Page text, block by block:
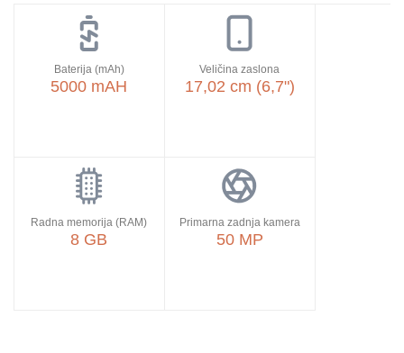
Baterija (mAh)
5000 mAH
Veličina zaslona
17,02 cm (6,7")
Radna memorija (RAM)
8 GB
Primarna zadnja kamera
50 MP